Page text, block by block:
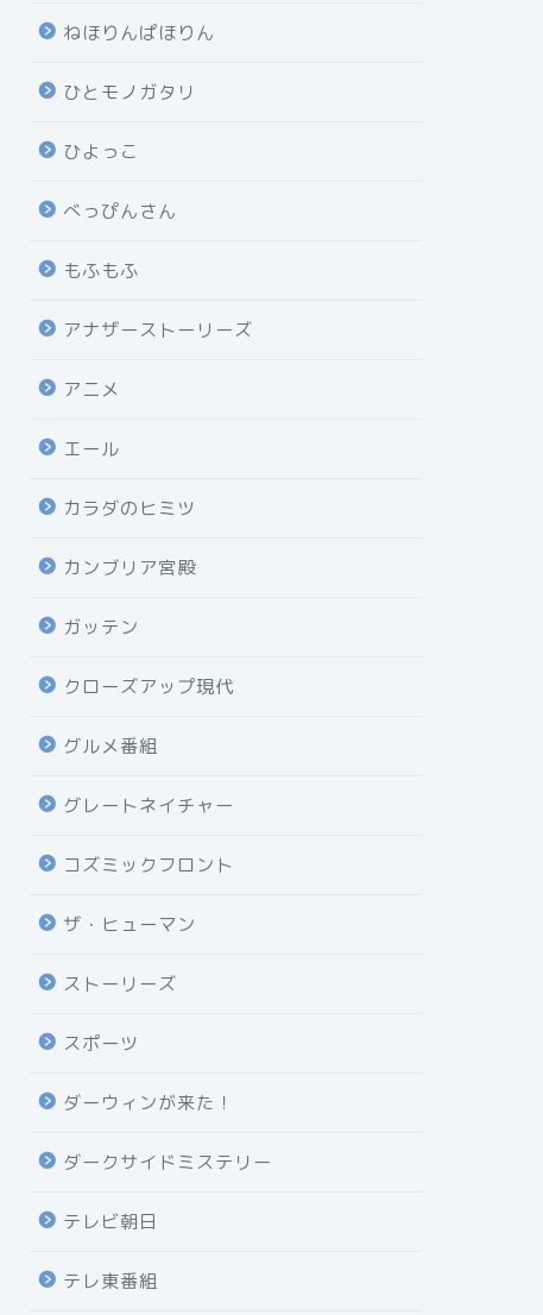
ねほりんぱほりん
ひとモノガタリ
ひよっこ
べっぴんさん
もふもふ
アナザーストーリーズ
アニメ
エール
カラダのヒミツ
カンブリア宮殿
ガッテン
クローズアップ現代
グルメ番組
グレートネイチャー
コズミックフロント
ザ・ヒューマン
ストーリーズ
スポーツ
ダーウィンが来た！
ダークサイドミステリー
テレビ朝日
テレ東番組